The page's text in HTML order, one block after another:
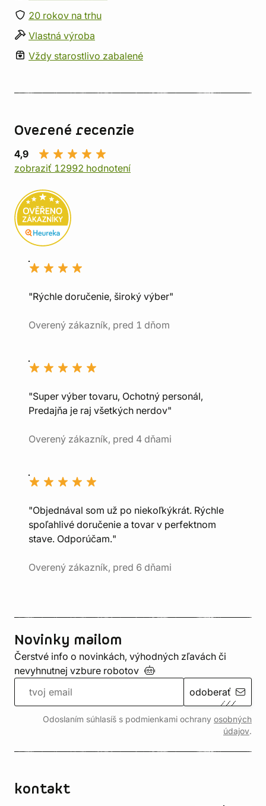
20 rokov na trhu
Vlastná výroba
Vždy starostlivo zabalené
Overené recenzie
4,9
zobraziť 12992 hodnotení
"Rýchle doručenie, široký výber"
Overený zákazník, pred 1 dňom
"Super výber tovaru, Ochotný personál,
Predajňa je raj všetkých nerdov"
Overený zákazník, pred 4 dňami
"Objednával som už po niekoľkýkrát. Rýchle
spoľahlivé doručenie a tovar v perfektnom
stave. Odporúčam."
Overený zákazník, pred 6 dňami
Novinky mailom
Čerstvé info o novinkách, výhodných zľavách či
nevyhnutnej vzbure robotov
odoberať
Odoslaním súhlasíš s podmienkami ochrany osobných
údajov.
kontakt